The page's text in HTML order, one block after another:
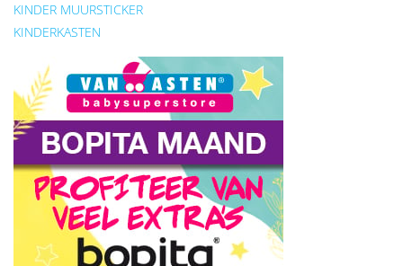
KINDER MUURSTICKER
KINDERKASTEN